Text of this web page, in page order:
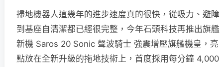
掃地機器人這幾年的進步速度真的很快，從吸力、避障
到基座自清潔都已經很完整，今年石頭科技再推出旗艦
新機 Saros 20 Sonic 聲波騎士 強震增壓旗艦機皇，亮
點放在全新升級的拖地技術上，首度採用每分鐘 4,000